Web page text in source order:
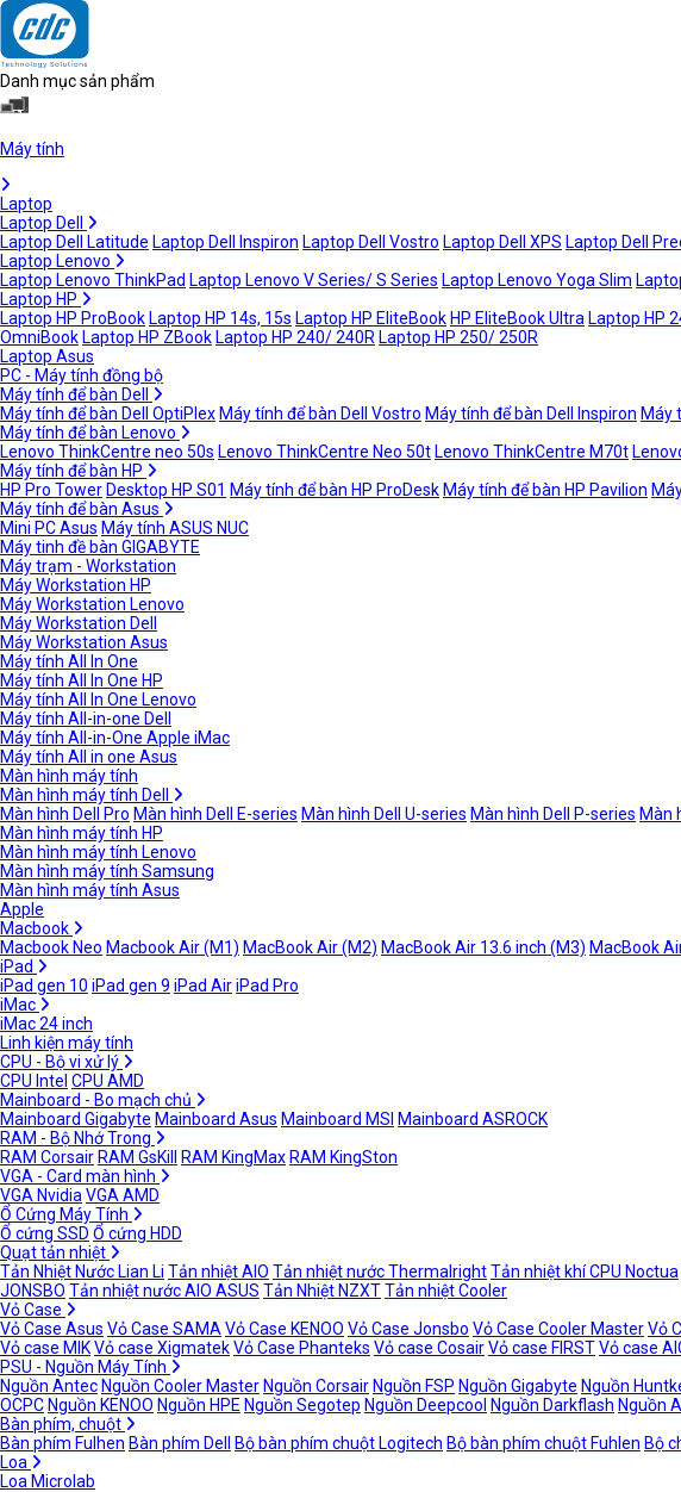
Danh mục sản phẩm
Máy tính
Laptop
Laptop Dell
Laptop Dell Latitude Laptop Dell Inspiron Laptop Dell Vostro Laptop Dell XPS Laptop Dell
Laptop Lenovo
Laptop Lenovo ThinkPad Laptop Lenovo V Series/ S Series Laptop Lenovo Yoga Slim
Laptop HP
Laptop HP ProBook Laptop HP 14s, 15s Laptop HP EliteBook HP EliteBook Ultra Laptop HP
OmniBook Laptop HP ZBook Laptop HP 240/ 240R Laptop HP 250/ 250R
Laptop Asus
PC - Máy tính đồng bộ
Máy tính để bàn Dell
Máy tính để bàn Dell OptiPlex Máy tính để bàn Dell Vostro Máy tính để bàn Dell Inspiron Máy
Máy tính để bàn Lenovo
Lenovo ThinkCentre neo 50s Lenovo ThinkCentre Neo 50t Lenovo ThinkCentre M70t
Máy tính để bàn HP
HP Pro Tower Desktop HP S01 Máy tính để bàn HP ProDesk Máy tính để bàn HP Pavilion
Máy tính để bàn Asus
Mini PC Asus Máy tính ASUS NUC
Máy tinh đề bàn GIGABYTE
Máy trạm - Workstation
Máy Workstation HP
Máy Workstation Lenovo
Máy Workstation Dell
Máy Workstation Asus
Máy tính All In One
Máy tính All In One HP
Máy tính All In One Lenovo
Máy tính All-in-one Dell
Máy tính All-in-One Apple iMac
Máy tính All in one Asus
Màn hình máy tính
Màn hình máy tính Dell
Màn hình Dell Pro Màn hình Dell E-series Màn hình Dell U-series Màn hình Dell P-series Màn
Màn hình máy tính HP
Màn hình máy tính Lenovo
Màn hình máy tính Samsung
Màn hình máy tính Asus
Apple
Macbook
Macbook Neo Macbook Air (M1) MacBook Air (M2) MacBook Air 13.6 inch (M3) MacBook
iPad
iPad gen 10 iPad gen 9 iPad AiriPad Pro
iMac
iMac 24 inch
Linh kiện máy tính
CPU - Bộ vi xử lý
CPU Intel CPU AMD
Mainboard - Bo mạch chủ
Mainboard Gigabyte Mainboard Asus Mainboard MSI Mainboard ASROCK
RAM - Bộ Nhớ Trong
RAM Corsair RAM GsKill RAM KingMax RAM KingSton
VGA - Card màn hình
VGA Nvidia VGA AMD
Ổ Cứng Máy Tính
Ổ cứng SSD Ổ cứng HDD
Quạt tản nhiệt
Tản Nhiệt Nước Lian Li Tản nhiệt AIO Tản nhiệt nước ThermalrightTản nhiệt khí CPU Noctua
JONSBO Tản nhiệt nước AIO ASUS Tản Nhiệt NZXTTản nhiệt Cooler
Vỏ Case
Vỏ Case Asus Vỏ Case SAMA Vỏ Case KENOO Vỏ Case Jonsbo Vỏ Case Cooler MasterVỏ
Vỏ case MIKVỏ case XigmatekVỏ Case Phanteks Vỏ case CosairVỏ case FIRSTVỏ case
PSU - Nguồn Máy Tính
Nguồn Antec Nguồn Cooler Master Nguồn Corsair Nguồn FSP Nguồn Gigabyte Nguồn
OCPC Nguồn KENOO Nguồn HPE Nguồn Segotep Nguồn Deepcool Nguồn Darkflash Nguồn
Bàn phím, chuột
Bàn phím Fulhen Bàn phím Dell Bộ bàn phím chuột Logitech Bộ bàn phím chuột Fuhlen Bộ
Loa
Loa Microlab